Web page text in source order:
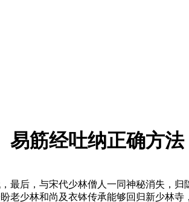
易筋经吐纳正确方法
后，与宋代少林僧人一同神秘消失，归
老少林和尚及衣钵传承能够回归新少林